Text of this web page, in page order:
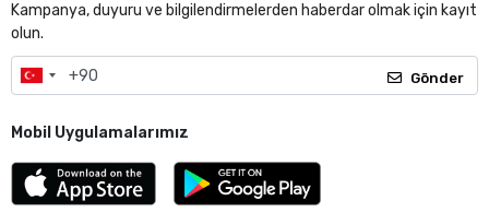
Kampanya, duyuru ve bilgilendirmelerden haberdar olmak için kayıt
olun.
Gönder
Mobil Uygulamalarımız